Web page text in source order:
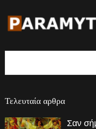
Τελευταία αρθρα
Σαν